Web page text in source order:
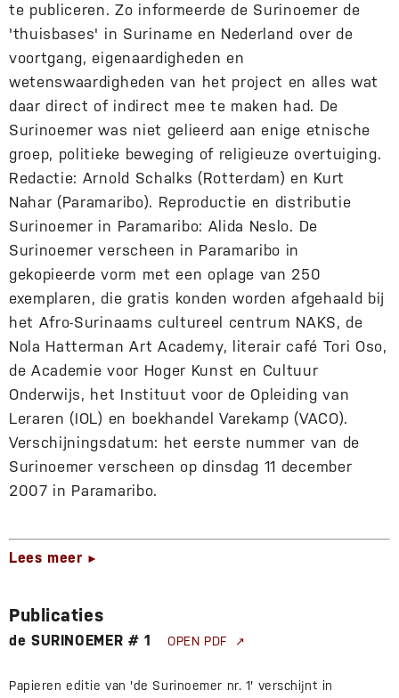
te publiceren. Zo informeerde de Surinoemer de
'thuisbases' in Suriname en Nederland over de
voortgang, eigenaardigheden en
wetenswaardigheden van het project en alles wat
daar direct of indirect mee te maken had. De
Surinoemer was niet gelieerd aan enige etnische
groep, politieke beweging of religieuze overtuiging.
Redactie: Arnold Schalks (Rotterdam) en Kurt
Nahar (Paramaribo). Reproductie en distributie
Surinoemer in Paramaribo: Alida Neslo. De
Surinoemer verscheen in Paramaribo in
gekopieerde vorm met een oplage van 250
exemplaren, die gratis konden worden afgehaald bij
het Afro-Surinaams cultureel centrum NAKS, de
Nola Hatterman Art Academy, literair café Tori Oso,
de Academie voor Hoger Kunst en Cultuur
Onderwijs, het Instituut voor de Opleiding van
Leraren (IOL) en boekhandel Varekamp (VACO).
Verschijningsdatum: het eerste nummer van de
Surinoemer verscheen op dinsdag 11 december
2007 in Paramaribo.
Lees meer ►
Publicaties
de SURINOEMER # 1 OPEN PDF
Papieren editie van 'de Surinoemer nr. 1' verschijnt in